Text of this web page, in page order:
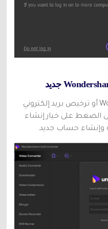
إذا لم يكن لديك أي Wondershare ID أو ترخيص بريد إلكتروني
الضغط على خيار إنشاء
وإنشاء حساب جديد.